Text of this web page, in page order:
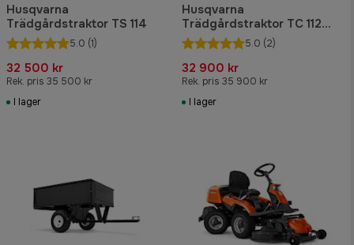
Husqvarna
Trädgårdstraktor TS 114
5.0 (1)
32 500 kr
Rek. pris 35 500 kr
I lager
Husqvarna
Trädgårdstraktor TC 112
med uppsamlare
5.0 (2)
32 900 kr
Rek. pris 35 900 kr
I lager